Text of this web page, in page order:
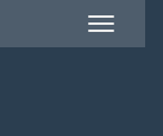
Toggle